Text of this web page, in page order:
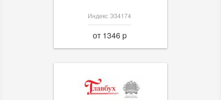
Индекс Э34174
от 1346 p